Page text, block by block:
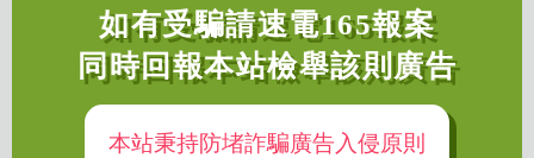
如有受騙請速電165報案
同時回報本站檢舉該則廣告
本站秉持防堵詐騙廣告入侵原則